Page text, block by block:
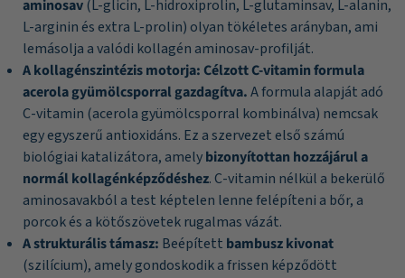
aminosav(L-glicin, L-hidroxiprolin, L-glutaminsav, L-alanin,
L-arginin és extra L-prolin) olyan tökéletes arányban, ami
lemásolja a valódi kollagén aminosav-profilját.
A kollagénszintézis motorja:Célzott C-vitamin formula
acerola gyümölcsporral gazdagítva.A formula alapját adó
C-vitamin (acerola gyümölcsporral kombinálva) nemcsak
egy egyszerű antioxidáns. Ez a szervezet első számú
biológiai katalizátora, amelybizonyítottan hozzájárul a
normál kollagénképződéshez. C-vitamin nélkül a bekerülő
aminosavakból a test képtelen lenne felépíteni a bőr, a
porcok és a kötőszövetek rugalmas vázát.
A strukturális támasz: Beépített bambusz kivonat
(szilícium), amely gondoskodik a frissen képződött